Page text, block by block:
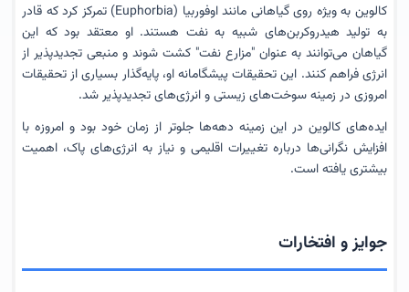
کالوین به ویژه روی گیاهانی مانند اوفوربیا (Euphorbia) تمرکز کرد که قادر
به تولید هیدروکربن‌های شبیه به نفت هستند. او معتقد بود که این
گیاهان می‌توانند به عنوان "مزارع نفت" کشت شوند و منبعی تجدیدپذیر از
انرژی فراهم کنند. این تحقیقات پیشگامانه او، پایه‌گذار بسیاری از تحقیقات
امروزی در زمینه سوخت‌های زیستی و انرژی‌های تجدیدپذیر شد.
ایده‌های کالوین در این زمینه دهه‌ها جلوتر از زمان خود بود و امروزه با
افزایش نگرانی‌ها درباره تغییرات اقلیمی و نیاز به انرژی‌های پاک، اهمیت
بیشتری یافته است.
جوایز و افتخارات